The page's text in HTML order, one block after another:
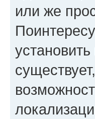
или же